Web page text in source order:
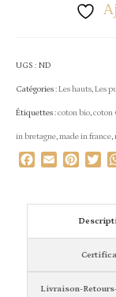
UGS : ND
Catégories :Les hauts,Les
Étiquettes :coton bio,coton
in bretagne,made in france,
Facebook
Email
Livraison-